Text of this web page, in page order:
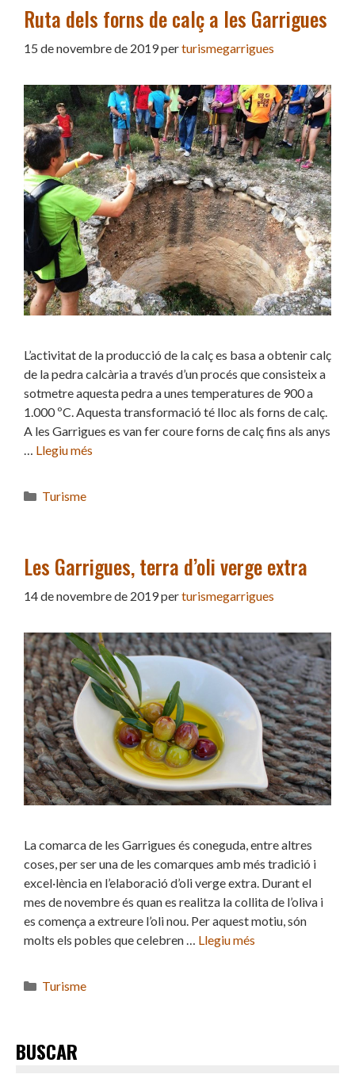
Ruta dels forns de calç a les Garrigues
15 de novembre de 2019perturismegarrigues
L’activitat de la producció de la calç es basa a obtenir calç
de la pedra calcària a través d’un procés que consisteix a
sotmetre aquesta pedra a unes temperatures de 900 a
1.000 ºC. Aquesta transformació té lloc als forns de calç.
A les Garrigues es van fer coure forns de calç fins als anys
… Llegiu més
Categories
Turisme
Les Garrigues, terra d’oli verge extra
14 de novembre de 2019perturismegarrigues
La comarca de les Garrigues és coneguda, entre altres
coses, per ser una de les comarques amb més tradició i
excel·lència en l’elaboració d’oli verge extra. Durant el
mes de novembre és quan es realitza la collita de l’oliva i
es comença a extreure l’oli nou. Per aquest motiu, són
molts els pobles que celebren … Llegiu més
Categories
Turisme
BUSCAR